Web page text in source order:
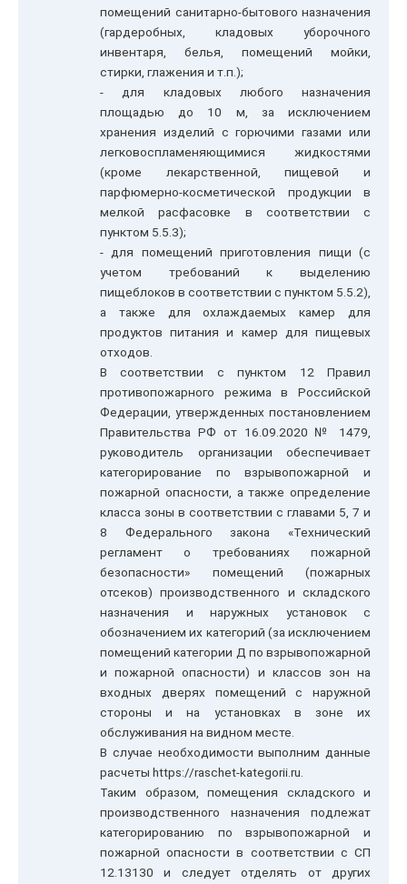
помещений санитарно-бытового назначения
(гардеробных, кладовых уборочного
инвентаря, белья, помещений мойки,
стирки, глажения и т.п.);
- для кладовых любого назначения
площадью до 10 м, за исключением
хранения изделий с горючими газами или
легковоспламеняющимися жидкостями
(кроме лекарственной, пищевой и
парфюмерно-косметической продукции в
мелкой расфасовке в соответствии с
пунктом 5.5.3);
- для помещений приготовления пищи (с
учетом требований к выделению
пищеблоков в соответствии с пунктом 5.5.2),
а также для охлаждаемых камер для
продуктов питания и камер для пищевых
отходов.
В соответствии с пунктом 12 Правил
противопожарного режима в Российской
Федерации, утвержденных постановлением
Правительства РФ от 16.09.2020 № 1479,
руководитель организации обеспечивает
категорирование по взрывопожарной и
пожарной опасности, а также определение
класса зоны в соответствии с главами 5, 7 и
8 Федерального закона «Технический
регламент о требованиях пожарной
безопасности» помещений (пожарных
отсеков) производственного и складского
назначения и наружных установок с
обозначением их категорий (за исключением
помещений категории Д по взрывопожарной
и пожарной опасности) и классов зон на
входных дверях помещений с наружной
стороны и на установках в зоне их
обслуживания на видном месте.
В случае необходимости выполним данные
расчеты https://raschet-kategorii.ru.
Таким образом, помещения складского и
производственного назначения подлежат
категорированию по взрывопожарной и
пожарной опасности в соответствии с СП
12.13130 и следует отделять от других